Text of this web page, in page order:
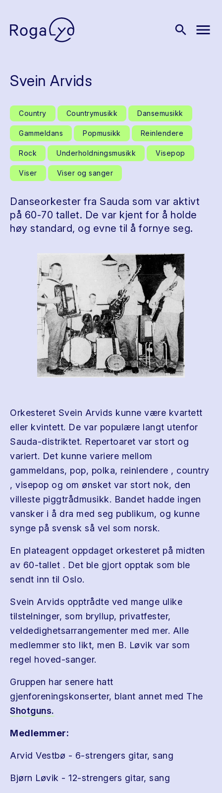
search menu
Svein Arvids
Country Countrymusikk Dansemusikk
Gammeldans Popmusikk Reinlendere
Rock Underholdningsmusikk Visepop
Viser Viser og sanger
Danseorkester fra Sauda som var aktivt
på 60-70 tallet. De var kjent for å holde
høy standard, og evne til å fornye seg.
Orkesteret Svein Arvids kunne være kvartett
eller kvintett. De var populære langt utenfor
Sauda-distriktet. Repertoaret var stort og
variert. Det kunne variere mellom
gammeldans, pop, polka, reinlendere , country
, visepop og om ønsket var stort nok, den
villeste piggtrådmusikk. Bandet hadde ingen
vansker i å dra med seg publikum, og kunne
synge på svensk så vel som norsk.
En plateagent oppdaget orkesteret på midten
av 60-tallet . Det ble gjort opptak som ble
sendt inn til Oslo.
Svein Arvids opptrådte ved mange ulike
tilstelninger, som bryllup, privatfester,
veldedighetsarrangementer med mer. Alle
medlemmer sto likt, men B. Løvik var som
regel hoved-sanger.
Gruppen har senere hatt
gjenforeningskonserter, blant annet med The
Shotguns.
Medlemmer:
Arvid Vestbø - 6-strengers gitar, sang
Bjørn Løvik - 12-strengers gitar, sang